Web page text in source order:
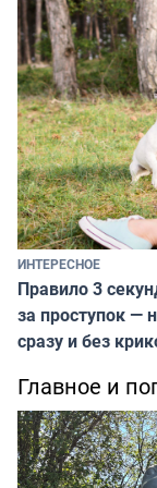
ИНТЕРЕСНОЕ
Правило 3
за проступок —
сразу и без
Главное и